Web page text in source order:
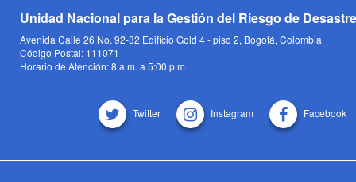
Unidad Nacional para la Gestión del Riesgo de
Avenida Calle 26 No. 92-32 Edificio Gold 4 - piso 2, Bogotá, Colombia
Código Postal: 111071
Horario de Atención: 8 a.m. a 5:00 p.m.
Twitter Instagram Facebook